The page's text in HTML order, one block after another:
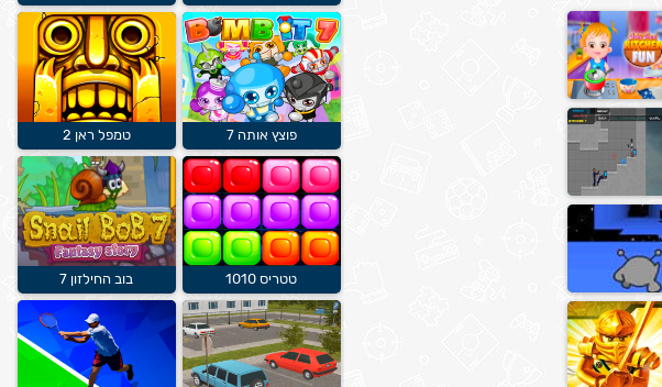
פוצץ אותה 7 טמפל ראן 2
טטריס 1010 בוב החילזון 7